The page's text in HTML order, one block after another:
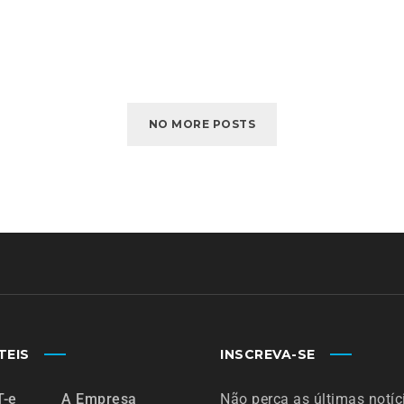
NO MORE POSTS
e A Empresa
INSCREVA-SE
Não perca as últimas